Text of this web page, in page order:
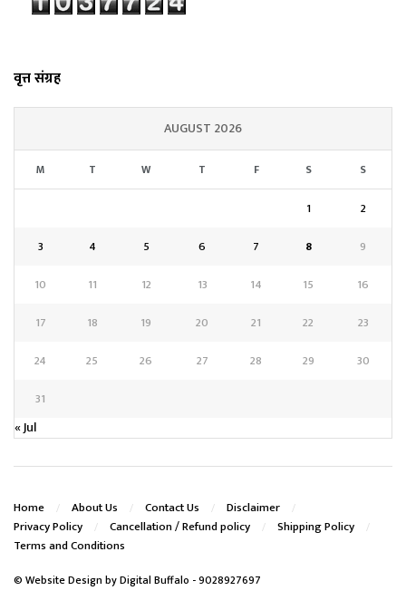
वृत्त संग्रह
AUGUST 2026
M T W T F S S
1
2
3
4 5 6 7 8
9
10
11 12 13 14 15
16
17
18 19 20 21 22
23
24
25 26 27 28 29
30
31
« Jul
Home About Us Contact Us
Disclaimer
Privacy Policy
Cancellation / Refund policy
Shipping Policy
Terms and Conditions
© Website Design byDigital Buffalo - 9028927697